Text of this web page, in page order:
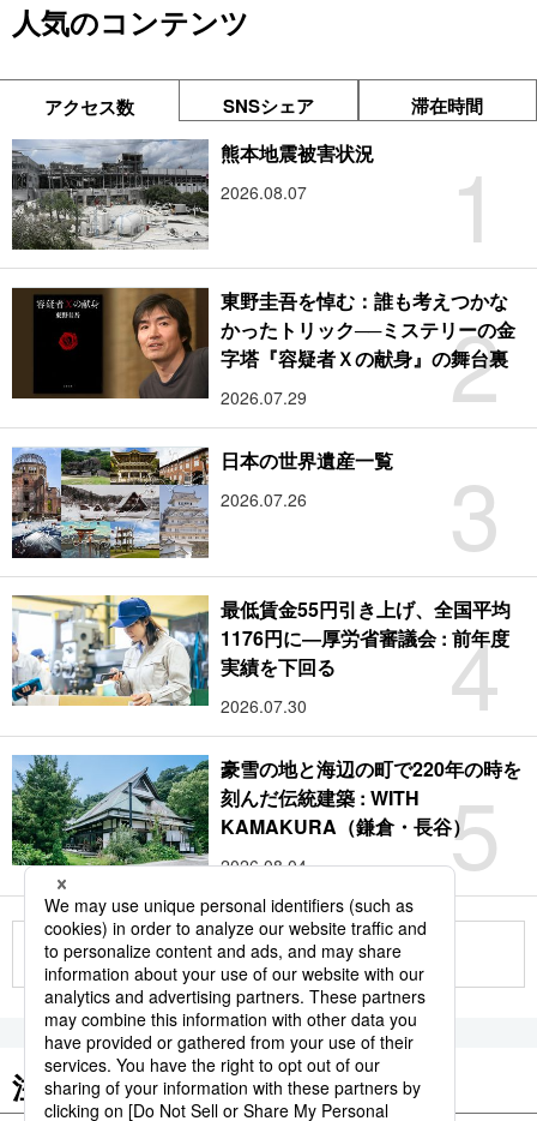
人気のコンテンツ
アクセス数 SNSシェア 滞在時間
1
熊本地震被害状況
2026.08.07
2
東野圭吾を悼む：誰も考えつかな
かったトリック──ミステリーの金
字塔『容疑者Ｘの献身』の舞台裏
2026.07.29
3
日本の世界遺産一覧
2026.07.26
4
最低賃金55円引き上げ、全国平均
1176円に―厚労省審議会 : 前年度
実績を下回る
2026.07.30
5
豪雪の地と海辺の町で220年の時を
刻んだ伝統建築 : WITH
KAMAKURA（鎌倉・長谷）
2026.08.04
もっと見る
注目のキーワード